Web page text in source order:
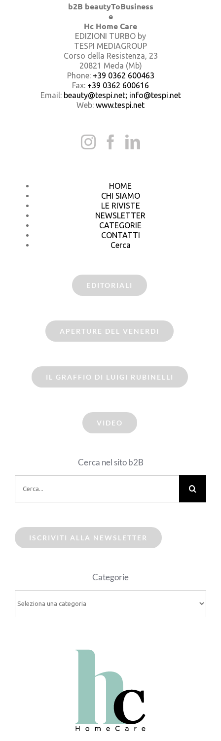
b2B beautyToBusiness
e
Hc Home Care
EDIZIONI TURBO by
TESPI MEDIAGROUP
Corso della Resistenza, 23
20821 Meda (Mb)
Phone: +39 0362 600463
Fax: +39 0362 600616
Email: beauty@tespi.net; info@tespi.net
Web: www.tespi.net
HOME
CHI SIAMO
LE RIVISTE
NEWSLETTER
CATEGORIE
CONTATTI
Cerca
EDITORIALI
APERTURE DEL VENERDI
IL GRAFFIO DI LUIGI RUBINELLI
VIDEO
Cerca nel sito b2B
per:
ISCRIVITI ALLA NEWSLETTER
Categorie